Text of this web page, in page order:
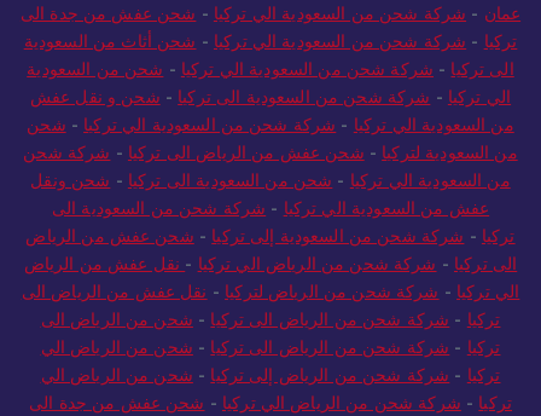
عمان - شركة شحن من السعودية الي تركيا - شحن عفش من جدة الى
تركيا - شركة شحن من السعودية الي تركيا - شحن أثاث من السعودية
الى تركيا - شركة شحن من السعودية الي تركيا - شحن من السعودية
الي تركيا - شركة شحن من السعودية الى تركيا - شحن و نقل عفش
من السعودية الي تركيا - شركة شحن من السعودية الي تركيا - شحن
من السعودية لتركيا - شحن عفش من الرياض الى تركيا - شركة شحن
من السعودية الي تركيا - شحن من السعودية الى تركيا - شحن ونقل
عفش من السعودية الي تركيا - شركة شحن من السعودية الى
تركيا - شركة شحن من السعودية إلى تركيا - شحن عفش من الرياض
الى تركيا - شركة شحن من الرياض الي تركيا - نقل عفش من الرياض
الي تركيا - شركة شحن من الرياض لتركيا - نقل عفش من الرياض الى
تركيا - شركة شحن من الرياض الى تركيا - شحن من الرياض الى
تركيا - شركة شحن من الرياض الى تركيا - شحن من الرياض الي
تركيا - شركة شحن من الرياض إلى تركيا - شحن من الرياض الي
تركيا - شركة شحن من الرياض الي تركيا - شحن عفش من جدة الى